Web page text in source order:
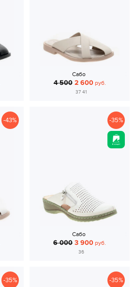
Сабо
4 500 2 600руб.
37 41
-43% -35%
Сабо
6 000 3 900 руб.
36
-35% -35%